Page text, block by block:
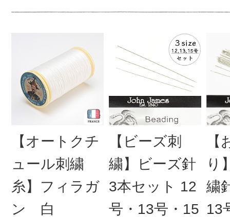
【オートクチ
ュール刺繍
糸】フィラガ
ン 白
【ビーズ刺
繍】ビーズ針
3本セット 12
号・13号・15
り
繍
13